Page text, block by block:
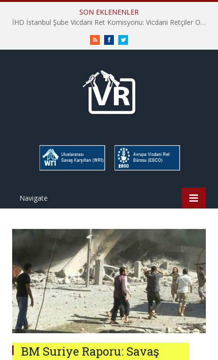
SON EKLENENLER
İHD İstanbul Şube Vicdani Ret Komisyonu: Vicdani Retçiler Olarak Destek İçin Buradayız!
RSS FacebookTwitter
Navigate
BM Suriye Raporu: Savaş